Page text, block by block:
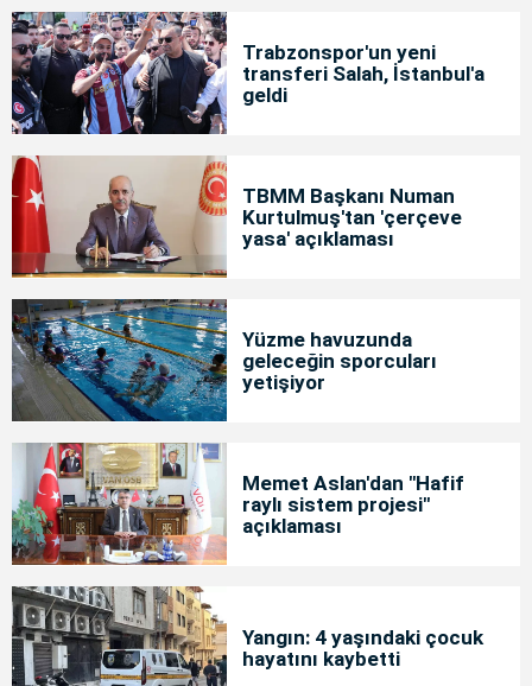
Trabzonspor'un yeni
transferi Salah, İstanbul'a
geldi
TBMM Başkanı Numan
Kurtulmuş'tan 'çerçeve
yasa' açıklaması
Yüzme havuzunda
geleceğin sporcuları
yetişiyor
Memet Aslan'dan "Hafif
raylı sistem projesi"
açıklaması
Yangın: 4 yaşındaki çocuk
hayatını kaybetti